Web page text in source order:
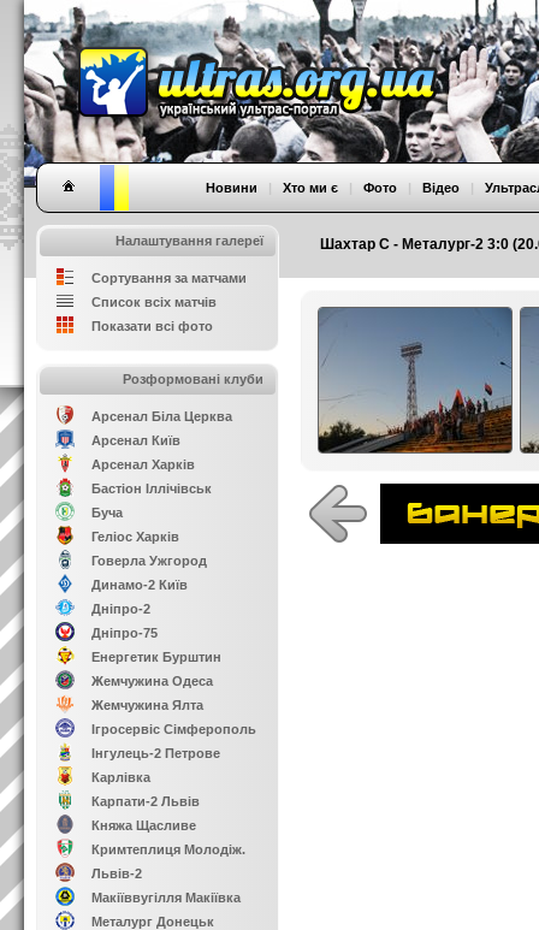
Шахтар С - Металург-2 3:0
Новини | Хто ми є | Фото | Відео |
Налаштування галереї
Сортування за матчами
Список всіх матчів
Показати всі фото
Розформовані клуби
Арсенал Біла Церква
Арсенал Київ
Арсенал Харків
Бастіон Іллічівськ
Буча
Геліос Харків
Говерла Ужгород
Динамо-2 Київ
Дніпро-2
Дніпро-75
Енергетик Бурштин
Жемчужина Одеса
Жемчужина Ялта
Ігросервіс Сімферополь
Інгулець-2 Петрове
Карлівка
Карпати-2 Львів
Княжа Щасливе
Кримтеплиця Молодіж.
Львів-2
Макіїввугілля Макіївка
Металург Донецьк